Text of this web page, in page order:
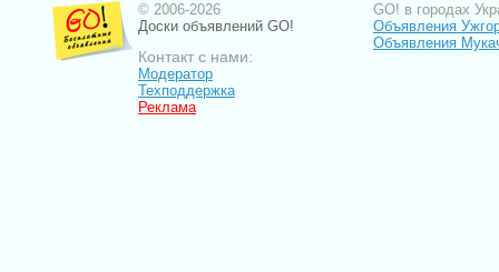
© 2006-2026
Доски объявлений GO!
Контакт с нами:
Модератор
Техподдержка
Реклама
GO! в городах
Объявления
Объявления